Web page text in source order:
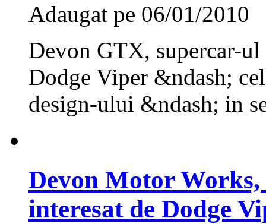
Adaugat pe 06/01/2010
Devon GTX, supercar-
Dodge Viper &ndash;
design-ului &ndash; in
Devon Motor
interesat de Dodge